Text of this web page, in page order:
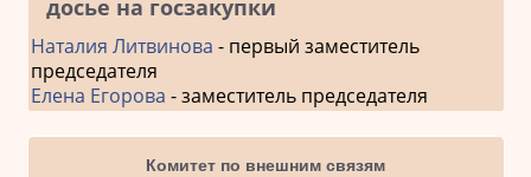
досье на госзакупки
Наталия Литвинова - первый заместитель
председателя
Елена Егорова - заместитель председателя
Комитет по внешним связям